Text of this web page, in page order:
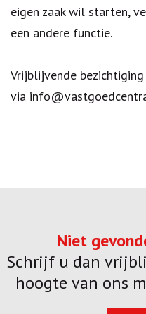
eigen zaak wil starten,
een andere functie.
Vrijblijvende
via
Niet
Schrijf u dan
hoogte van ons